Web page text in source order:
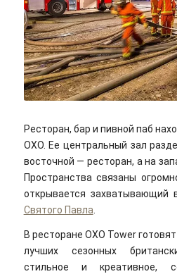
Ресторан, бар и пивной паб
OXO. Ее центральный зал
восточной — ресторан, а на
Пространства связаны
открывается
Святого Павла.
В ресторане OXO Tower
лучших сезонных
стильное и креативное,